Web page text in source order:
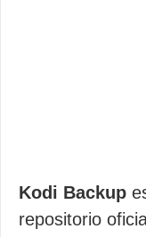
Kodi Backup
repositorio